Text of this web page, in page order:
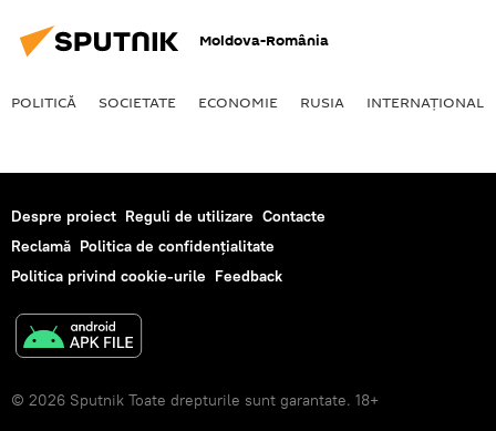
Moldova-România
POLITICĂ SOCIETATE ECONOMIE RUSIA INTERNAŢIONAL
Despre proiect Reguli de utilizare Contacte
Reclamă Politica de confidențialitate
Politica privind cookie-urile Feedback
© 2026 Sputnik Toate drepturile sunt garantate. 18+